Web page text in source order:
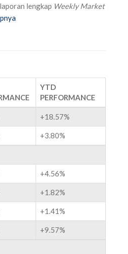
lengkap Weekly Market
YTD
PERFORMANCE
+18.57%
+3.80%
+4.56%
+1.82%
+1.41%
+9.57%